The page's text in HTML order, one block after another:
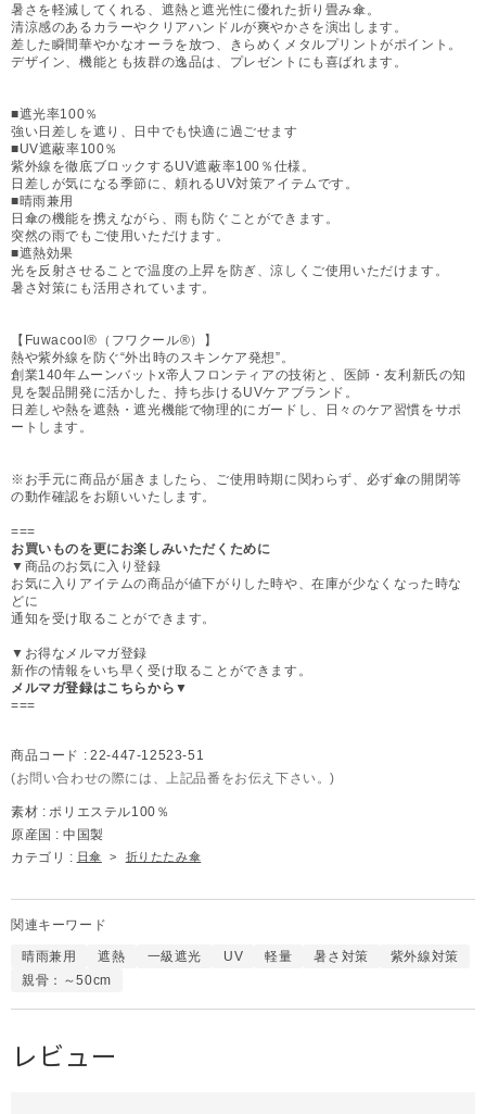
暑さを軽減してくれる、遮熱と遮光性に優れた折り畳み傘。
清涼感のあるカラーやクリアハンドルが爽やかさを演出します。
差した瞬間華やかなオーラを放つ、きらめくメタルプリントがポイント。
デザイン、機能とも抜群の逸品は、プレゼントにも喜ばれます。
■遮光率100％
強い日差しを遮り、日中でも快適に過ごせます
■UV遮蔽率100％
紫外線を徹底ブロックするUV遮蔽率100％仕様。
日差しが気になる季節に、頼れるUV対策アイテムです。
■晴雨兼用
日傘の機能を携えながら、雨も防ぐことができます。
突然の雨でもご使用いただけます。
■遮熱効果
光を反射させることで温度の上昇を防ぎ、涼しくご使用いただけます。
暑さ対策にも活用されています。
【Fuwacool®（フワクール®）】
熱や紫外線を防ぐ“外出時のスキンケア発想”。
創業140年ムーンバットx帝人フロンティアの技術と、医師・友利新氏の知
見を製品開発に活かした、持ち歩けるUVケアブランド。
日差しや熱を遮熱・遮光機能で物理的にガードし、日々のケア習慣をサポ
ートします。
※お手元に商品が届きましたら、ご使用時期に関わらず、必ず傘の開閉等
の動作確認をお願いいたします。
===
お買いものを更にお楽しみいただくために
▼商品のお気に入り登録
お気に入りアイテムの商品が値下がりした時や、在庫が少なくなった時な
どに
通知を受け取ることができます。
▼お得なメルマガ登録
新作の情報をいち早く受け取ることができます。
メルマガ登録はこちらから▼
===
商品コード : 22-447-12523-51
(お問い合わせの際には、上記品番をお伝え下さい。)
素材 : ポリエステル100％
原産国 : 中国製
カテゴリ : 日傘 > 折りたたみ傘
関連キーワード
晴雨兼用 遮熱 一級遮光 UV 軽量 暑さ対策
紫外線対策
親骨：～50cm
レビュー